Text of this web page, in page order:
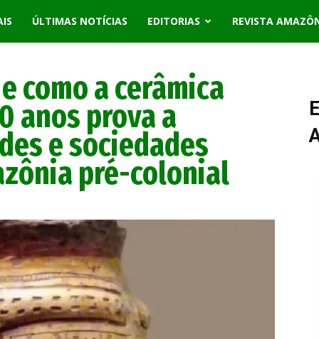
ÚLTIMAS NOTÍCIAS EDITORIAS REVISTA
como a cerâmica
anos prova a
e sociedades
pré-colonial